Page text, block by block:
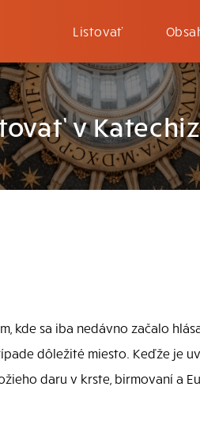
Listovať
v
kde sa iba nedávno začalo
dôležité miesto. Keďže je
daru v krste, birmovaní a